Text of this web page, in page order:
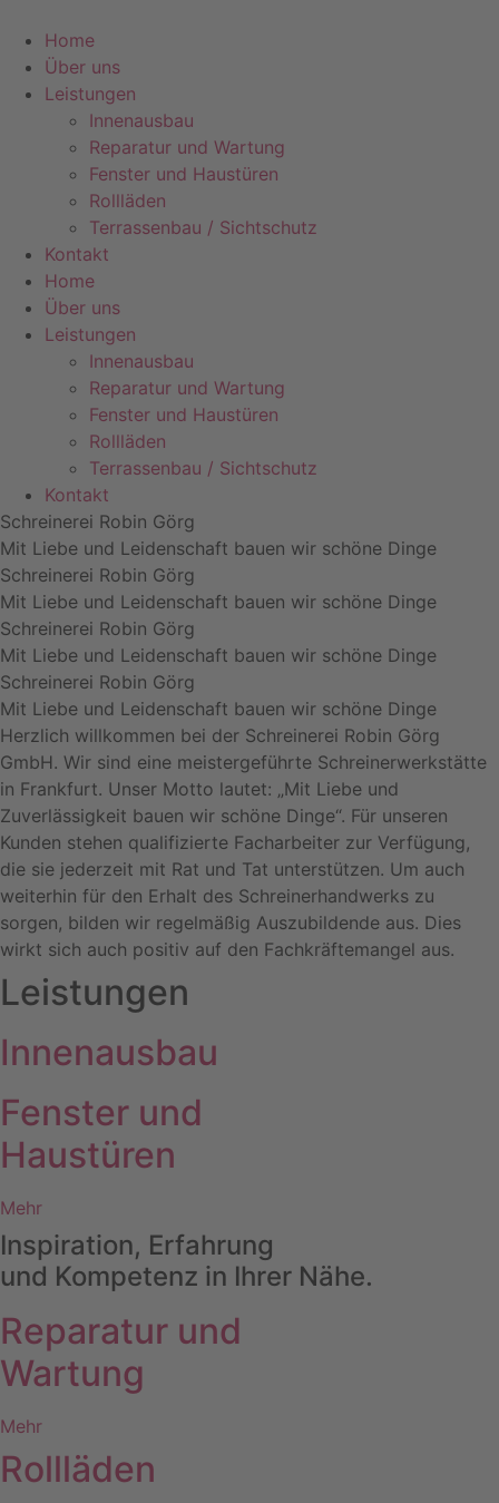
Inhalt
springen
Home
Über uns
Leistungen
Innenausbau
Reparatur und Wartung
Fenster und Haustüren
Rollläden
Terrassenbau / Sichtschutz
Kontakt
Home
Über uns
Leistungen
Innenausbau
Reparatur und Wartung
Fenster und Haustüren
Rollläden
Terrassenbau / Sichtschutz
Kontakt
Schreinerei Robin Görg
Mit Liebe und Leidenschaft bauen wir schöne Dinge
Schreinerei Robin Görg
Mit Liebe und Leidenschaft bauen wir schöne Dinge
Schreinerei Robin Görg
Mit Liebe und Leidenschaft bauen wir schöne Dinge
Schreinerei Robin Görg
Mit Liebe und Leidenschaft bauen wir schöne Dinge
Herzlich willkommen bei der Schreinerei Robin Görg
GmbH. Wir sind eine meistergeführte Schreinerwerkstätte
in Frankfurt. Unser Motto lautet: „Mit Liebe und
Zuverlässigkeit bauen wir schöne Dinge“. Für unseren
Kunden stehen qualifizierte Facharbeiter zur Verfügung,
die sie jederzeit mit Rat und Tat unterstützen. Um auch
weiterhin für den Erhalt des Schreinerhandwerks zu
sorgen, bilden wir regelmäßig Auszubildende aus. Dies
wirkt sich auch positiv auf den Fachkräftemangel aus.
Leistungen
Innenausbau
Fenster und
Haustüren
Mehr
Inspiration, Erfahrung
und Kompetenz in Ihrer Nähe.
Reparatur und
Wartung
Mehr
Rollläden